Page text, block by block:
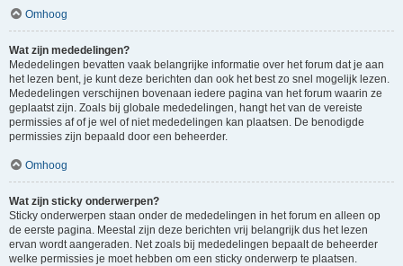
Omhoog
Wat zijn mededelingen?
Mededelingen bevatten vaak belangrijke informatie over het forum dat je aan
het lezen bent, je kunt deze berichten dan ook het best zo snel mogelijk lezen.
Mededelingen verschijnen bovenaan iedere pagina van het forum waarin ze
geplaatst zijn. Zoals bij globale mededelingen, hangt het van de vereiste
permissies af of je wel of niet mededelingen kan plaatsen. De benodigde
permissies zijn bepaald door een beheerder.
Omhoog
Wat zijn sticky onderwerpen?
Sticky onderwerpen staan onder de mededelingen in het forum en alleen op
de eerste pagina. Meestal zijn deze berichten vrij belangrijk dus het lezen
ervan wordt aangeraden. Net zoals bij mededelingen bepaalt de beheerder
welke permissies je moet hebben om een sticky onderwerp te plaatsen.